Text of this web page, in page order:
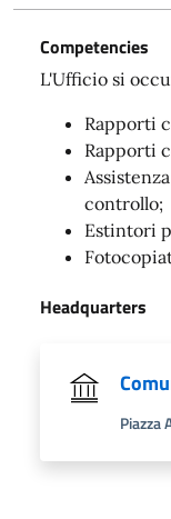
Competencies
L'Ufficio si
Rapporti
Rapporti
controllo;
Estintori
Headquarters
Piazza